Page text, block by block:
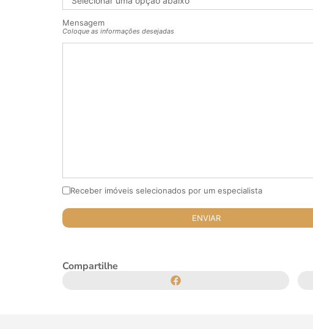
Mensagem
Coloque as informações desejadas
Receber imóveis selecionados por um especialista
Compartilhe